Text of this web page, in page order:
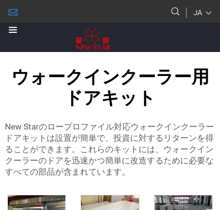
JA
ウォークインクーラー用
ドアキット
New Starのロープロファイル対応ウォークインクーラー
ドアキットは設置が簡単で、投資に対するリターンを得
ることができます。これらのキットには、ウォークイン
クーラーのドアを迅速かつ簡単に改造するために必要な
すべての部品が含まれています。